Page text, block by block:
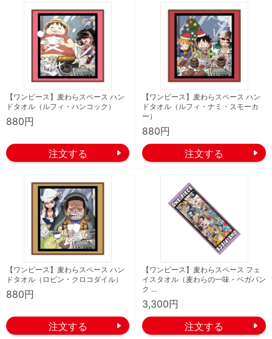
【ワンピース】麦わらスペース ハン
ドタオル（ルフィ・ハンコック）
880円
【ワンピース】麦わらスペース ハン
ドタオル（ルフィ・ナミ・スモーカ
ー）
880円
【ワンピース】麦わらスペース ハン
ドタオル（ロビン・クロコダイル）
880円
【ワンピース】麦わらスペース フェ
イスタオル（麦わらの一味・ベガパン
ク …
3,300円